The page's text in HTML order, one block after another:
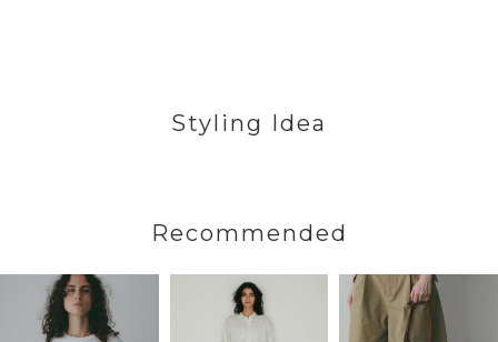
Styling Idea
Recommended